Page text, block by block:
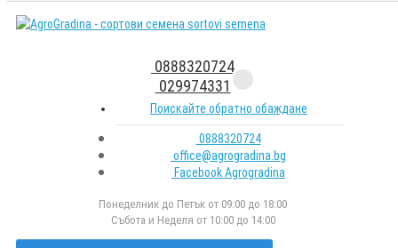
0888320724
029974331
Поискайте обратно обаждане
0888320724
office@agrogradina.bg
Facebook Agrogradina
Понеделник до Петък от 09:00 до 18:00
Събота и Неделя от 10:00 до 14:00